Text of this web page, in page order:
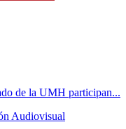
de la UMH participan...
Audiovisual